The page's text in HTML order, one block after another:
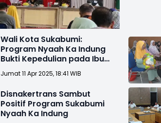
Wali Kota Sukabumi:
Program Nyaah Ka Indung
Bukti Kepedulian pada Ibu
dan Lansia
Jumat 11 Apr 2025, 18:41 WIB
Disnakertrans Sambut
Positif Program Sukabumi
Nyaah Ka Indung